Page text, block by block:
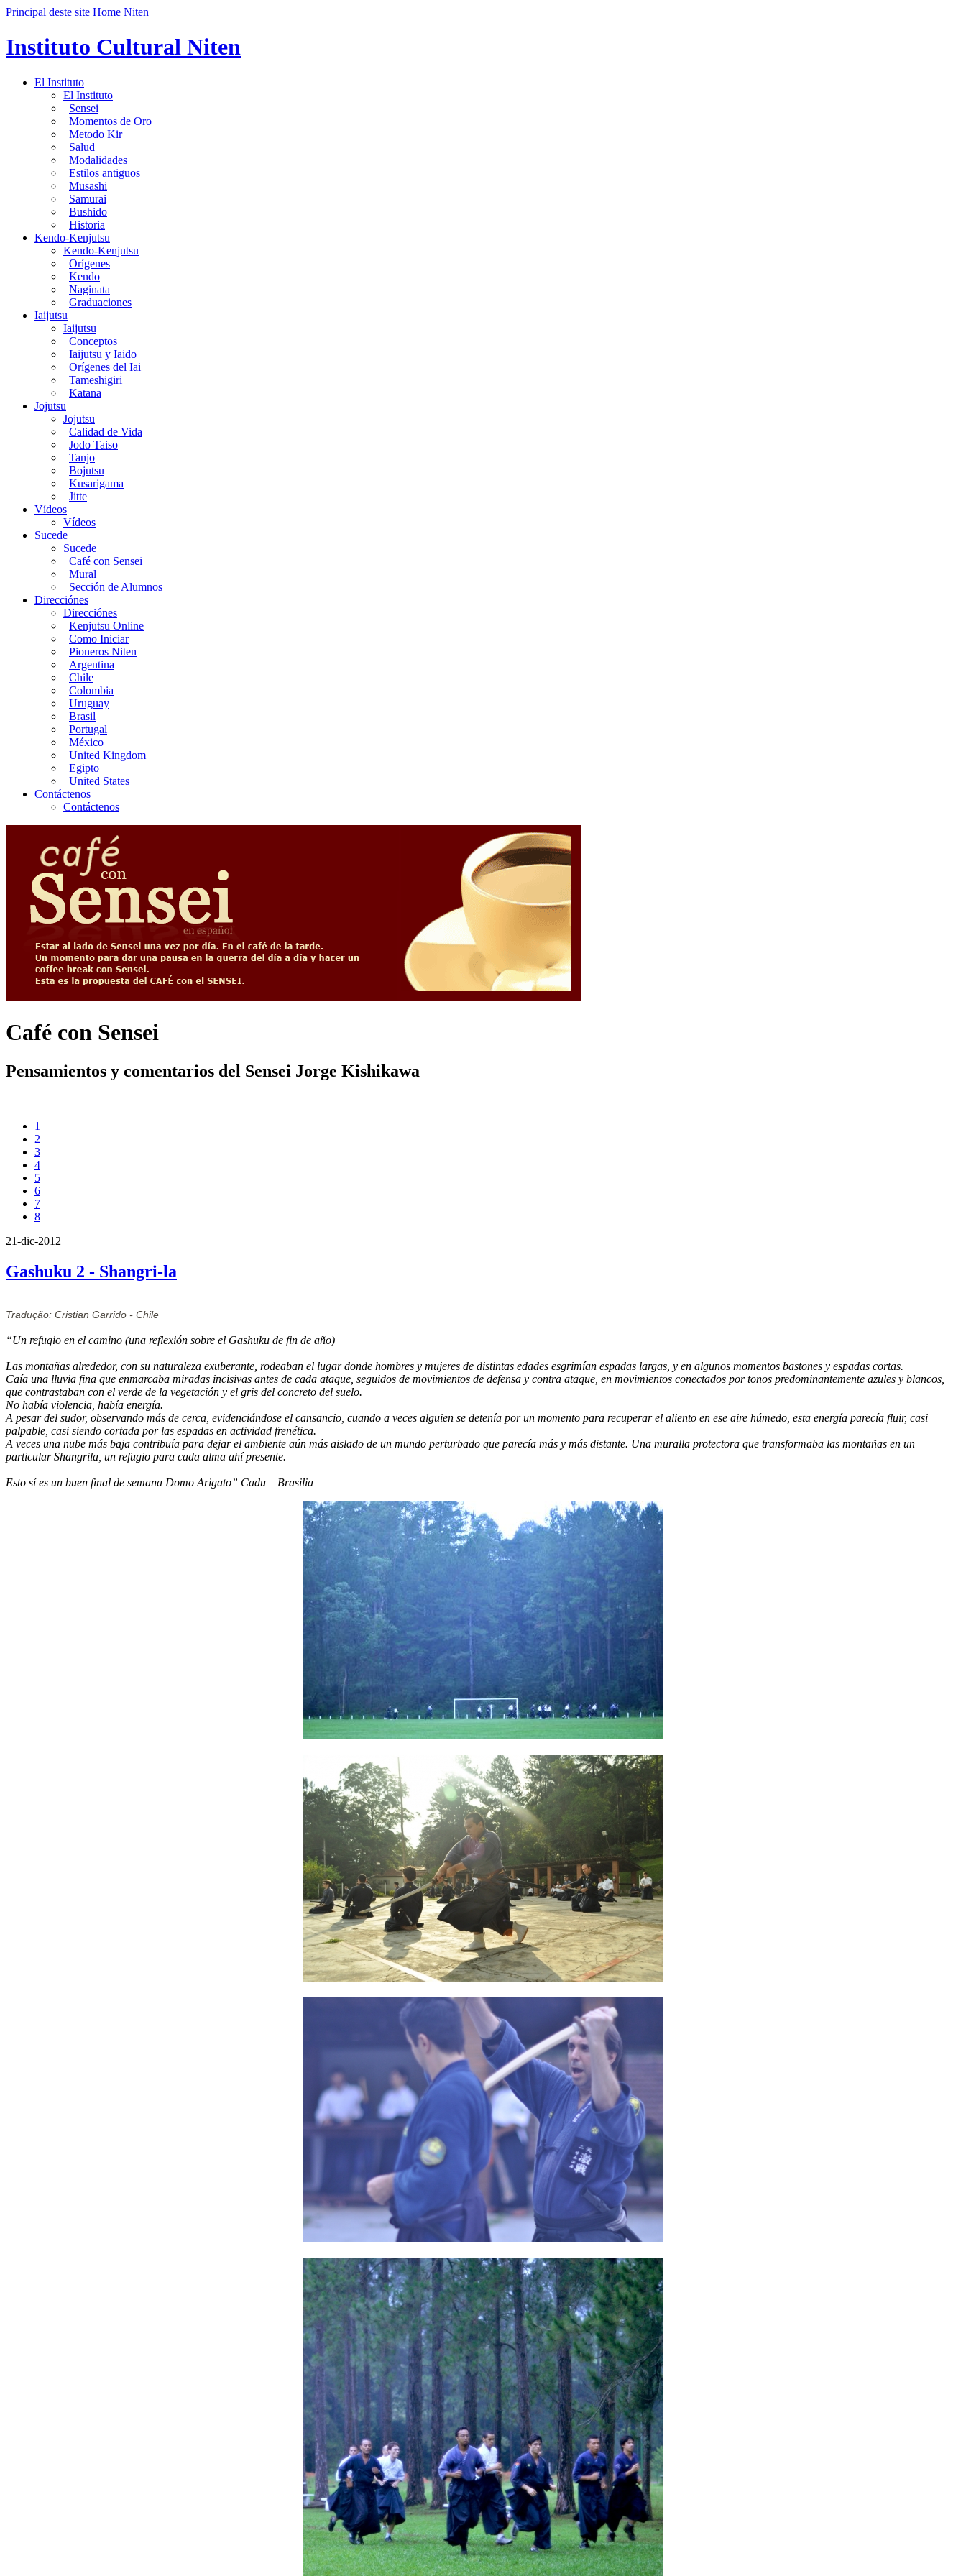
Principal deste site Home Niten
Instituto Cultural Niten
El Instituto
El Instituto
Sensei
Momentos de Oro
Metodo Kir
Salud
Modalidades
Estilos antiguos
Musashi
Samurai
Bushido
Historia
Kendo-Kenjutsu
Kendo-Kenjutsu
Orígenes
Kendo
Naginata
Graduaciones
Iaijutsu
Iaijutsu
Conceptos
Iaijutsu y Iaido
Orígenes del Iai
Tameshigiri
Katana
Jojutsu
Jojutsu
Calidad de Vida
Jodo Taiso
Tanjo
Bojutsu
Kusarigama
Jitte
Vídeos
Vídeos
Sucede
Sucede
Café con Sensei
Mural
Sección de Alumnos
Direcciónes
Direcciónes
Kenjutsu Online
Como Iniciar
Pioneros Niten
Argentina
Chile
Colombia
Uruguay
Brasil
Portugal
México
United Kingdom
Egipto
United States
Contáctenos
Contáctenos
Café con Sensei
Pensamientos y comentarios del Sensei Jorge Kishikawa
1
2
3
4
5
6
7
8
21-dic-2012
Gashuku 2 - Shangri-la
Tradução: Cristian Garrido - Chile
“Un refugio en el camino (una reflexión sobre el Gashuku de fin de año)
Las montañas alrededor, con su naturaleza exuberante, rodeaban el lugar donde hombres y mujeres de distintas edades esgrimían espadas largas, y en algunos momentos bastones y espadas cortas.
Caía una lluvia fina que enmarcaba miradas incisivas antes de cada ataque, seguidos de movimientos de defensa y contra ataque, en movimientos conectados por tonos predominantemente azules y blancos,
que contrastaban con el verde de la vegetación y el gris del concreto del suelo.
No había violencia, había energía.
A pesar del sudor, observando más de cerca, evidenciándose el cansancio, cuando a veces alguien se detenía por un momento para recuperar el aliento en ese aire húmedo, esta energía parecía fluir, casi
palpable, casi siendo cortada por las espadas en actividad frenética.
A veces una nube más baja contribuía para dejar el ambiente aún más aislado de un mundo perturbado que parecía más y más distante. Una muralla protectora que transformaba las montañas en un
particular Shangrila, un refugio para cada alma ahí presente.
Esto sí es un buen final de semana Domo Arigato” Cadu – Brasilia